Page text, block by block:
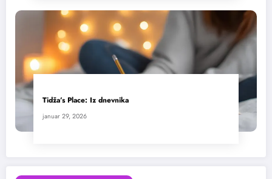
Tidža’s Place: Iz dnevnika
januar 29, 2026